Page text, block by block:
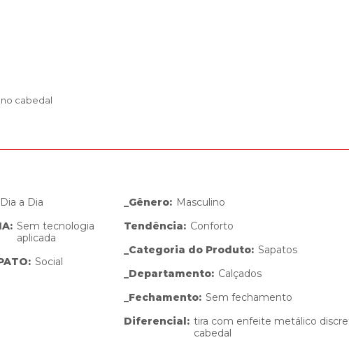
cabedal
Dia a Dia
: Sem tecnologia
aplicada
: Social
_Gênero: Masculino
Tendência: Conforto
_Categoria do Produto: Sapatos
_Departamento: Calçados
_Fechamento: Sem fechamento
Diferencial: tira com enfeite metálico
cabedal